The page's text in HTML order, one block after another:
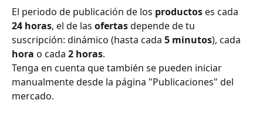
El periodo de publicación de los productos es cada
24 horas, el de las ofertas depende de tu
suscripción: dinámico (hasta cada 5 minutos), cada
hora o cada 2 horas.
Tenga en cuenta que también se pueden iniciar
manualmente desde la página "Publicaciones" del
mercado.